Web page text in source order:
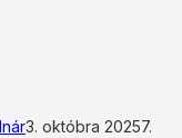
3. októbra 20257.